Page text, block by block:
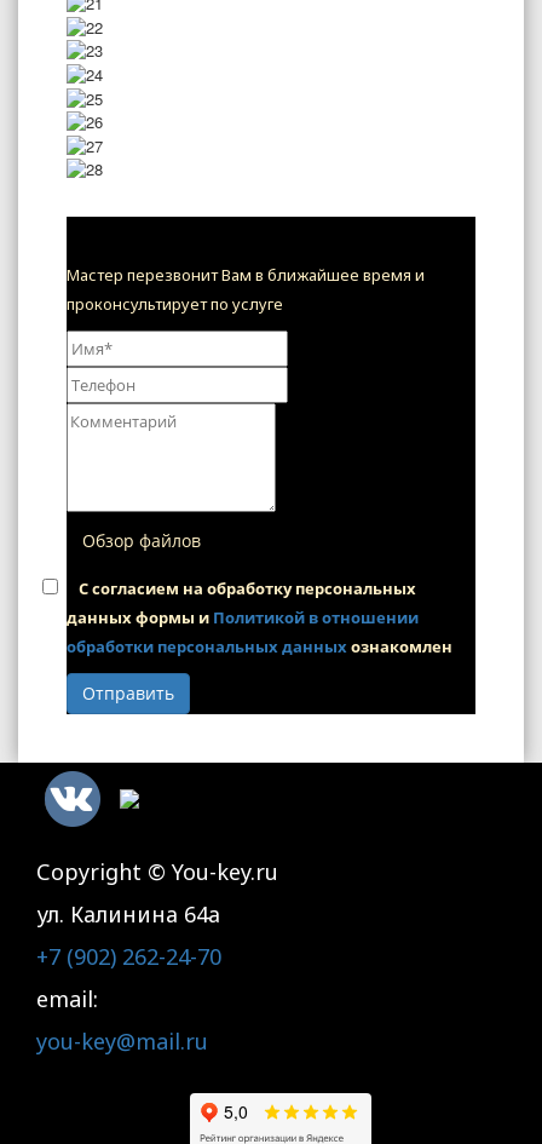
Мастер перезвонит Вам в ближайшее время и
проконсультирует по услуге
Обзор файлов
С согласием на обработку персональных
данных формы и Политикой в отношении
обработки персональных данныхознакомлен
Отправить
Сopyright © You-key.ru
ул. Калинина 64а
+7 (902) 262-24-70
email:
you-key@mail.ru